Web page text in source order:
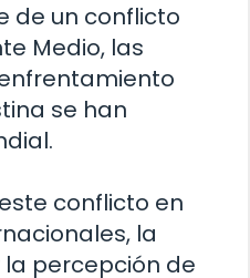
de un conflicto
Medio, las
se han
conflicto en
la
percepción de